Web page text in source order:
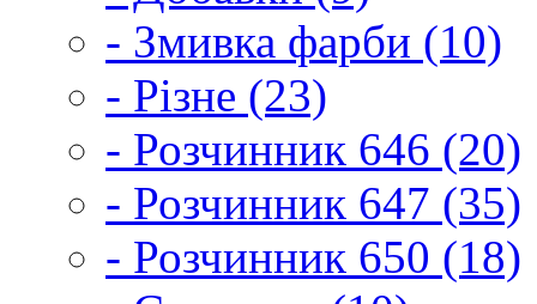
- Змивка фарби (10)
- Різне (23)
- Розчинник 646 (20)
- Розчинник 647 (35)
- Розчинник 650 (18)